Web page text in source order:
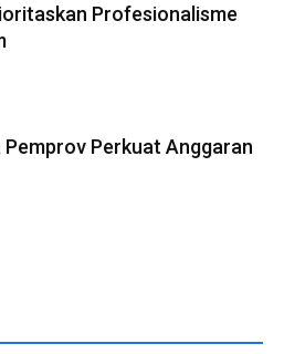
Profesionalisme
Pemprov Perkuat Anggaran